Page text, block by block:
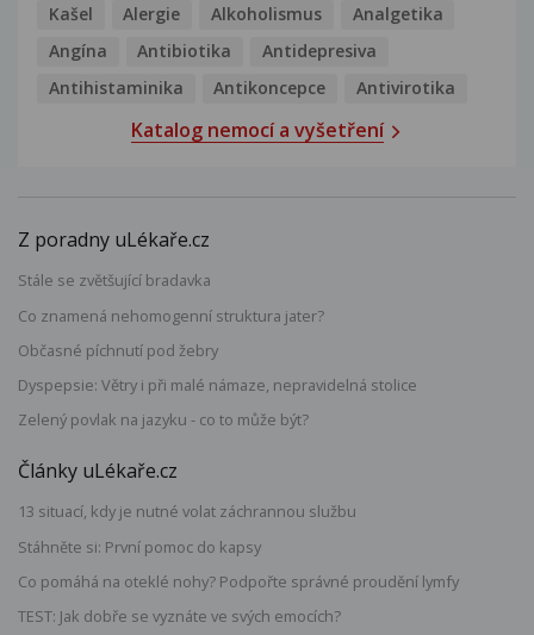
Kašel Alergie Alkoholismus
Analgetika
Angína
Antibiotika
Antidepresiva
Antihistaminika
Antikoncepce Antivirotika
Katalog nemocí a vyšetření
Z poradny uLékaře.cz
Stále se zvětšující bradavka
Co znamená nehomogenní struktura jater?
Občasné píchnutí pod žebry
Dyspepsie: Větry i při malé námaze, nepravidelná stolice
Zelený povlak na jazyku - co to může být?
Články uLékaře.cz
13 situací, kdy je nutné volat záchrannou službu
Stáhněte si: První pomoc do kapsy
Co pomáhá na oteklé nohy? Podpořte správné proudění lymfy
TEST: Jak dobře se vyznáte ve svých emocích?